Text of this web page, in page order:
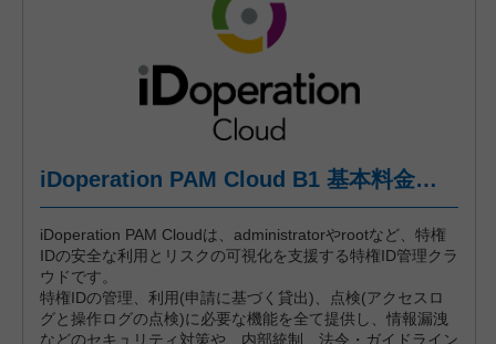
iDoperation PAM Cloud B1 基本料金（年間プラン、一括前払い）
iDoperation PAM Cloudは、administratorやrootなど、特権
IDの安全な利用とリスクの可視化を支援する特権ID管理クラ
ウドです。
特権IDの管理、利用(申請に基づく貸出)、点検(アクセスロ
グと操作ログの点検)に必要な機能を全て提供し、情報漏洩
などのセキュリティ対策や、内部統制、法令・ガイドライン